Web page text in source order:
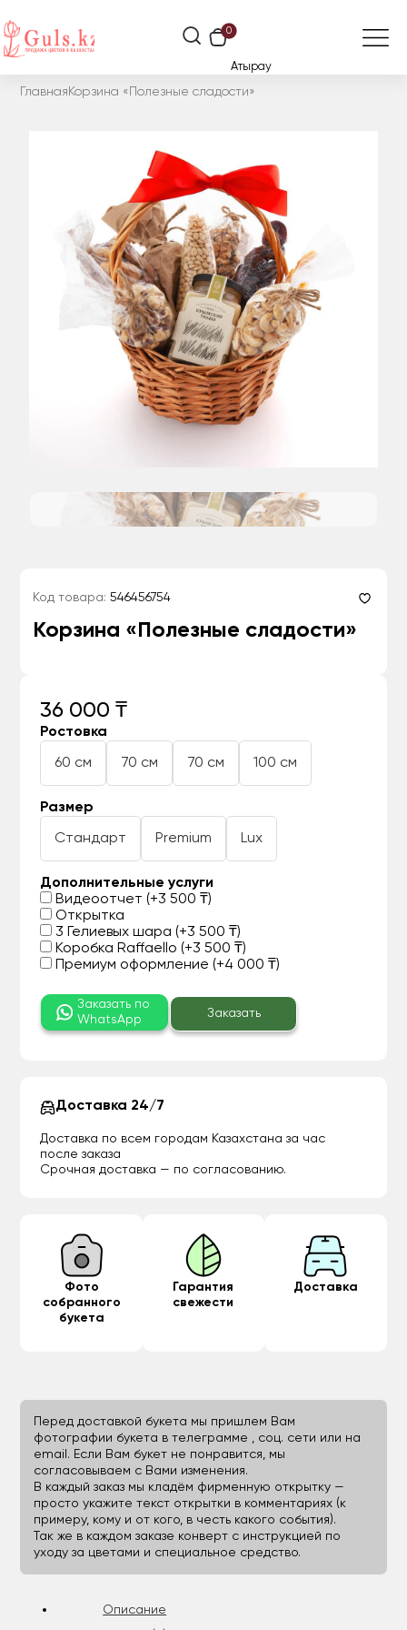
0
Атырау
Главная Корзина «Полезные сладости»
Код товара: 546456754
Корзина «Полезные сладости»
36 000 ₸
Ростовка
60 см 70 см 70 см 100 см
Размер
Стандарт Premium Lux
Дополнительные услуги
Видеоотчет (+3 500 ₸)
Открытка
3 Гелиевых шара (+3 500 ₸)
Коробка Raffaello (+3 500 ₸)
Премиум оформление (+4 000 ₸)
Заказать по
WhatsApp
Заказать
Доставка 24/7
Доставка по всем городам Казахстана за час
после заказа
Срочная доставка — по согласованию.
Фото
собранного
букета
Гарантия
свежести
Доставка
Перед доставкой букета мы пришлем Вам
фотографии букета в телеграмме , соц. сети или на
email. Если Вам букет не понравится, мы
согласовываем с Вами изменения.
В каждый заказ мы кладём фирменную открытку —
просто укажите текст открытки в комментариях (к
примеру, кому и от кого, в честь какого события).
Так же в каждом заказе конверт с инструкцией по
уходу за цветами и специальное средство.
Описание